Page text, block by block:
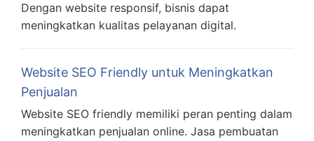
Dengan website responsif, bisnis dapat
meningkatkan kualitas pelayanan digital.
Website SEO Friendly untuk Meningkatkan
Penjualan
Website SEO friendly memiliki peran penting dalam
meningkatkan penjualan online. Jasa pembuatan